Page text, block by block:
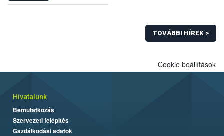
TOVÁBBI HÍREK >
Cookie beállítások
Hivatalunk
Bemutatkozás
Szervezeti felépítés
Gazdálkodási adatok